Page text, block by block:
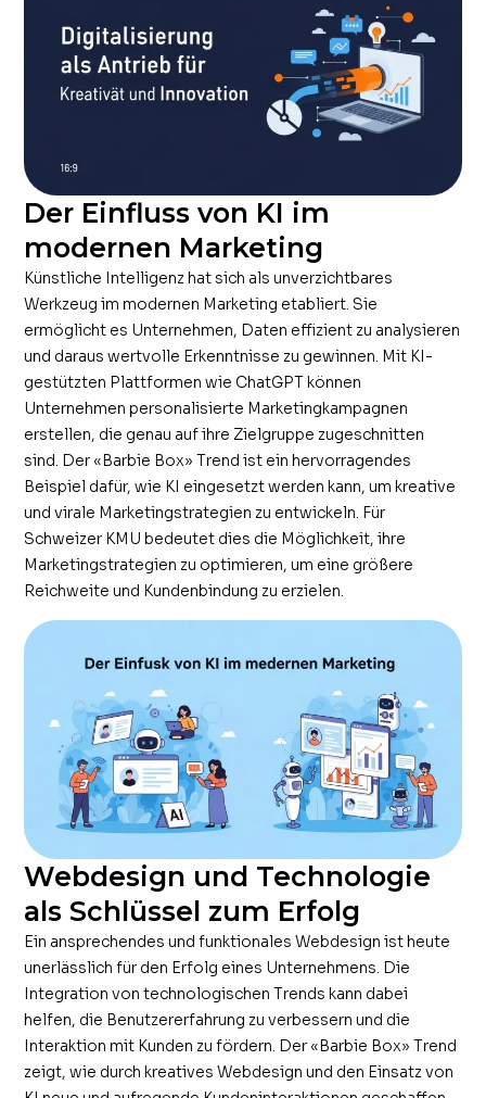
Der Einfluss von KI im
modernen Marketing
Künstliche Intelligenz hat sich als unverzichtbares
Werkzeug im modernen Marketing etabliert. Sie
ermöglicht es Unternehmen, Daten effizient zu analysieren
und daraus wertvolle Erkenntnisse zu gewinnen. Mit KI-
gestützten Plattformen wie ChatGPT können
Unternehmen personalisierte Marketingkampagnen
erstellen, die genau auf ihre Zielgruppe zugeschnitten
sind. Der «Barbie Box» Trend ist ein hervorragendes
Beispiel dafür, wie KI eingesetzt werden kann, um kreative
und virale Marketingstrategien zu entwickeln. Für
Schweizer KMU bedeutet dies die Möglichkeit, ihre
Marketingstrategien zu optimieren, um eine größere
Reichweite und Kundenbindung zu erzielen.
Webdesign und Technologie
als Schlüssel zum Erfolg
Ein ansprechendes und funktionales Webdesign ist heute
unerlässlich für den Erfolg eines Unternehmens. Die
Integration von technologischen Trends kann dabei
helfen, die Benutzererfahrung zu verbessern und die
Interaktion mit Kunden zu fördern. Der «Barbie Box» Trend
zeigt, wie durch kreatives Webdesign und den Einsatz von